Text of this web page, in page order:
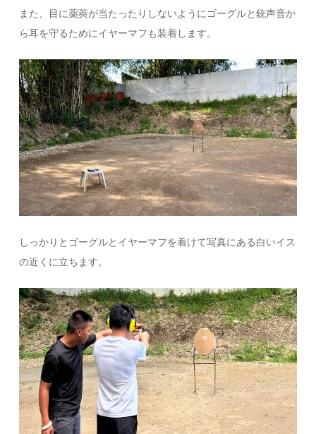
また、目に薬莢が当たったりしないようにゴーグルと銃声音か
ら耳を守るためにイヤーマフも装着します。
しっかりとゴーグルとイヤーマフを着けて写真にある白いイス
の近くに立ちます。